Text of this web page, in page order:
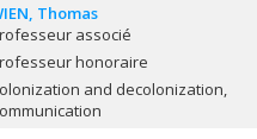
Thomas
associé
honoraire
and decolonization